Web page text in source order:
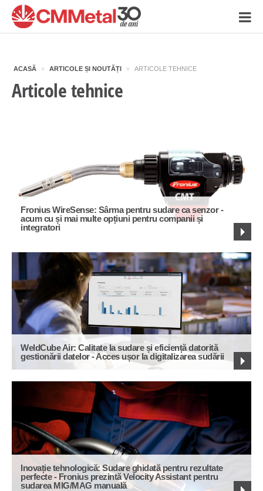
ACASĂ » ARTICOLE ȘI NOUTĂȚI » ARTICOLE TEHNICE
Articole tehnice
Fronius WireSense: Sârma pentru sudare ca senzor -
acum cu și mai multe opțiuni pentru companii și
integratori
WeldCube Air: Calitate la sudare și eficiență datorită
gestionării datelor - Acces ușor la digitalizarea sudării
Inovație tehnologică: Sudare ghidată pentru rezultate
perfecte - Fronius prezintă Velocity Assistant pentru
sudarea MIG/MAG manuală